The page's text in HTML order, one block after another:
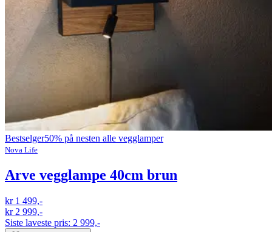
Bestselger50% på nesten alle vegglamper
Nova Life
Arve vegglampe 40cm brun
kr 1 499,-
kr 2 999,-
Siste laveste pris: 2 999,-